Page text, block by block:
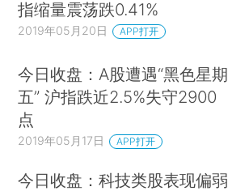
指缩量震荡跌0.41%
2019年05月20日 APP打开
今日收盘：A股遭遇“黑色星期
五” 沪指跌近2.5%失守2900
点
2019年05月17日 APP打开
今日收盘：科技类股表现偏弱